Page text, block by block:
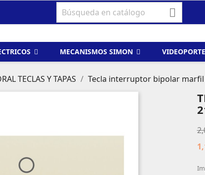

MECANISMOS SIMON
TECLAS Y TAPAS Tecla interruptor bipolar marfil